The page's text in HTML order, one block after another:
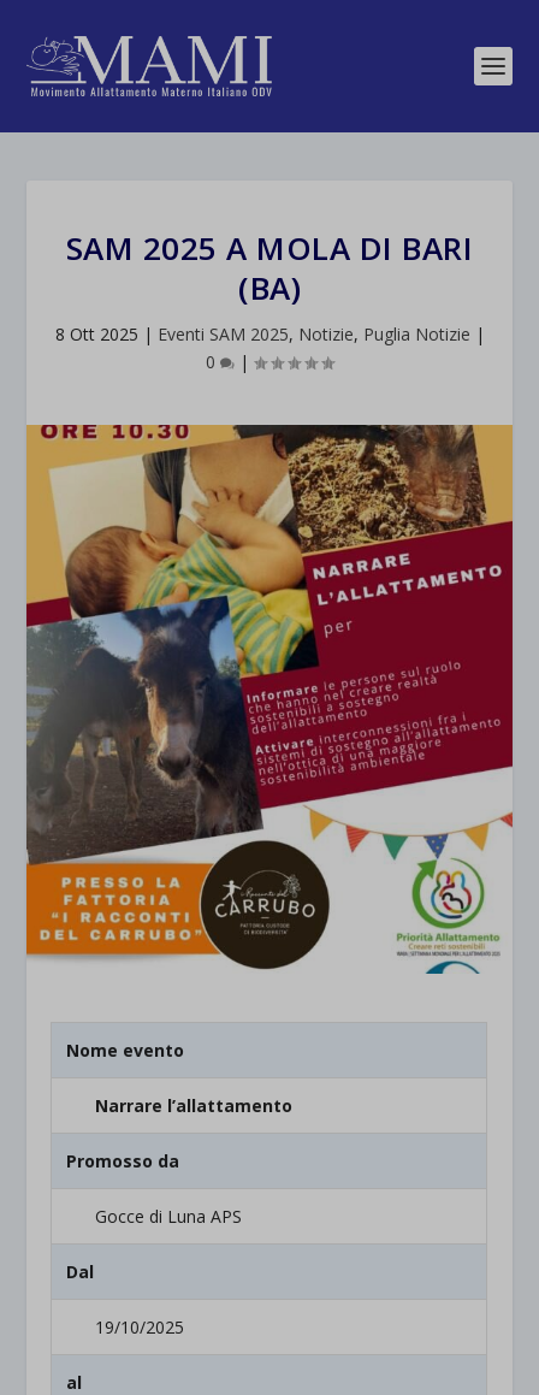
SAM 2025 A MOLA DI BARI
(BA)
8 Ott 2025 | Eventi SAM 2025, Notizie, Puglia Notizie |
0
|
Nome evento
Narrare l’allattamento
Promosso da
Gocce di Luna APS
Dal
19/10/2025
al